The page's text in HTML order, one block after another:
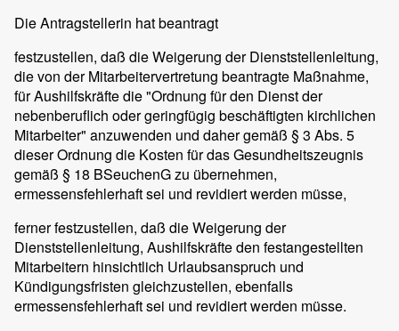
Die Antragstellerin hat beantragt
festzustellen, daß die Weigerung der Dienststellenleitung,
die von der Mitarbeitervertretung beantragte Maßnahme,
für Aushilfskräfte die "Ordnung für den Dienst der
nebenberuflich oder geringfügig beschäftigten kirchlichen
Mitarbeiter" anzuwenden und daher gemäß § 3 Abs. 5
dieser Ordnung die Kosten für das Gesundheitszeugnis
gemäß § 18 BSeuchenG zu übernehmen,
ermessensfehlerhaft sei und revidiert werden müsse,
ferner festzustellen, daß die Weigerung der
Dienststellenleitung, Aushilfskräfte den festangestellten
Mitarbeitern hinsichtlich Urlaubsanspruch und
Kündigungsfristen gleichzustellen, ebenfalls
ermessensfehlerhaft sei und revidiert werden müsse.